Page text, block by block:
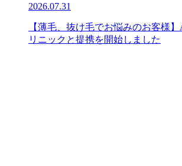
2026.07.31
【薄毛、抜け毛でお悩みのお客様
リニックと提携を開始しました